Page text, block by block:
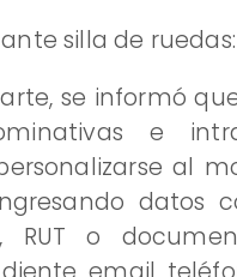
silla de ruedas:
se informó
e
al
datos
RUT o